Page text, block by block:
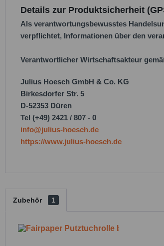
Details zur Produktsicherheit
Als verantwortungsbewusstes
verpflichtet, Informationen über den
Verantwortlicher Wirtschaftsakteur
Julius Hoesch GmbH & Co. KG
Birkesdorfer Str. 5
D-52353 Düren
Tel (+49) 2421 / 807 - 0
info@julius-hoesch.de
https://www.julius-hoesch.de
Zubehör 1